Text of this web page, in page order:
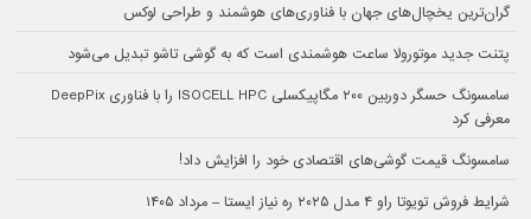
گران‌ترین یخچال‌های جهان با فناوری‌های هوشمند و طراحی لوکس
پتنت جدید موتورولا ساعت هوشمندی است که به گوشی تاشو تبدیل می‌شود
سامسونگ حسگر دوربین ۲۰۰ مگاپیکسلی ISOCELL HPC را با فناوری DeepPix
معرفی کرد
سامسونگ قیمت گوشی‌های اقتصادی خود را افزایش داد!
شرایط فروش تویوتا راو ۴ مدل ۲۰۲۵ ره نیاز ایستا – مرداد ۱۴۰۵